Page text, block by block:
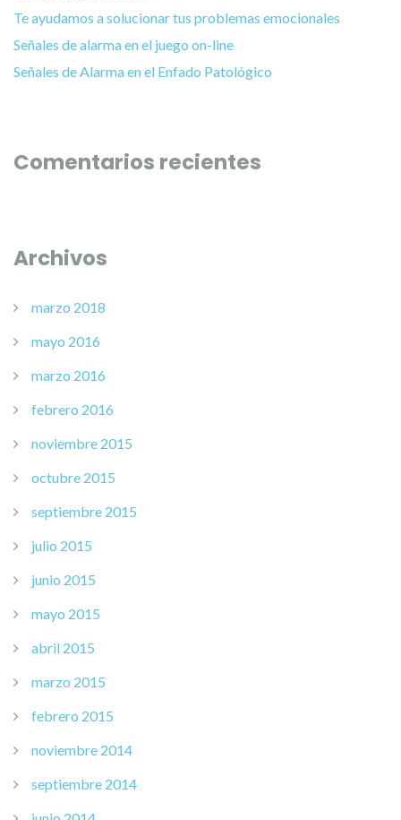
Te ayudamos a solucionar tus problemas emocionales
Señales de alarma en el juego on-line
Señales de Alarma en el Enfado Patológico
Comentarios recientes
Archivos
marzo 2018
mayo 2016
marzo 2016
febrero 2016
noviembre 2015
octubre 2015
septiembre 2015
julio 2015
junio 2015
mayo 2015
abril 2015
marzo 2015
febrero 2015
noviembre 2014
septiembre 2014